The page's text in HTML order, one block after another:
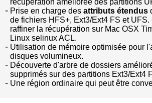
récupération améliorée des partitions
Prise en charge des attributs étendus
de fichiers HFS+, Ext3/Ext4 FS et
raffiner la récupération sur Mac OSX
Linux selinux ACL.
Utilisation de mémoire optimisée pour
disques volumineux.
Découverte d'arbre de dossiers
supprimés sur des partitions Ext3/Ext4
Une région ordinaire qui peut être